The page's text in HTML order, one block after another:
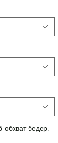
обхват бедер.